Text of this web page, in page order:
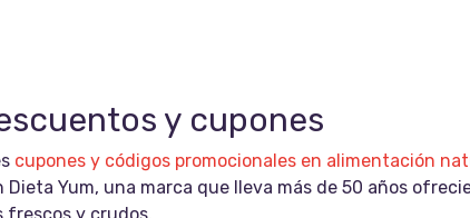
y cupones
cupones y códigos promocionales en alimentación
Dieta Yum, una marca que lleva más de 50 años